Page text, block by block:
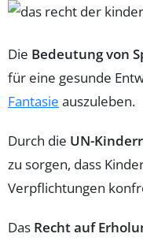
Die Bedeutung von
für eine gesunde
Fantasie auszuleben.
Durch die UN-
zu sorgen, dass
Verpflichtungen
Das Recht auf